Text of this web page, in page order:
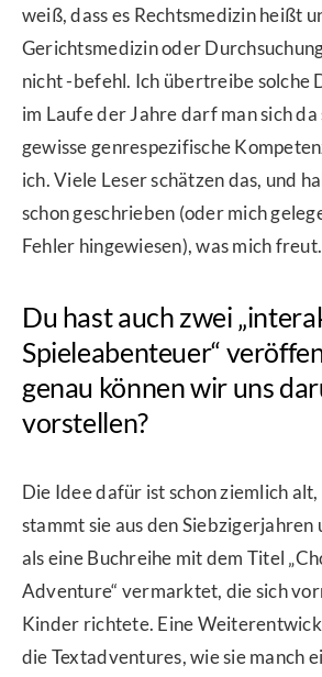
weiß, dass es Rechtsmedizin heißt
Gerichtsmedizin oder
nicht -befehl. Ich übertreibe solche
im Laufe der Jahre darf man sich da
gewisse genrespezifische
ich. Viele Leser schätzen das, und
schon geschrieben (oder mich
Fehler hingewiesen), was mich freut.
Du hast auch zwei
Spieleabenteuer“
genau können wir uns
vorstellen?
Die Idee dafür ist schon ziemlich alt,
stammt sie aus den
als eine Buchreihe mit dem Titel
Adventure“ vermarktet, die sich
Kinder richtete. Eine
die Textadventures, wie sie manch